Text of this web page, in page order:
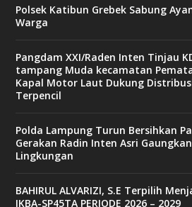
Polsek Katibun Grebek Sabung
Warga
Pangdam XXI/Raden Inten Tinjau
tampang Muda kecamatan
Kapal Motor Laut Dukung
Terpencil
Polda Lampung Turun Bersihkan
Gerakan Radin Inten Asri
Lingkungan
BAHIRUL ALVARIZI, S.E Terpilih
IKBA-SP45TA PERIODE 2026 – 2029